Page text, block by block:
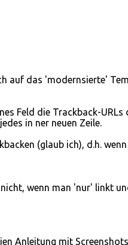
auf das 'modernsierte'
Feld die Trackback-
in ner neuen Zeile.
(glaub ich), d.h.
wenn man 'nur' linkt
Anleitung mit